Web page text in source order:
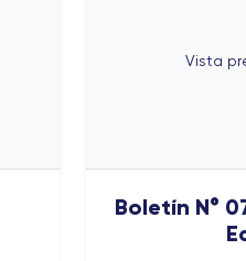
Vista
Boletín N°